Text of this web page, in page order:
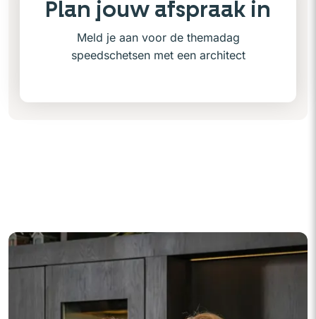
Plan jouw afspraak in
Meld je aan voor de themadag
speedschetsen met een architect